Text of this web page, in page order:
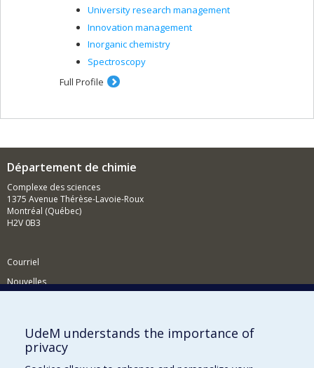
University research management
Innovation management
Inorganic chemistry
Spectroscopy
Full Profile
Département de chimie
Complexe des sciences
1375 Avenue Thérèse-Lavoie-Roux
Montréal (Québec)
H2V 0B3
Courriel
Nouvelles
Comment soutenir le Département?
BESOIN D'AIDE?
UdeM understands the importance of
privacy